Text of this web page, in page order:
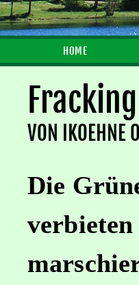
HOME
VON IKOEHNE
Die